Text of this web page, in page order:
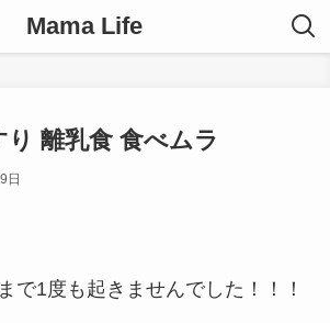
Mama Life
離乳食 食べムラ
日
で1度も起きませんでした！！！